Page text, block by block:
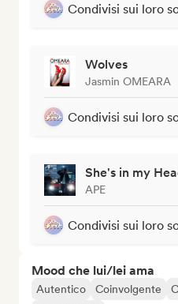
Condivisi sui loro
Wolves
Jasmin OMEARA
Condivisi sui loro
She's in my
APE
Condivisi sui loro
Mood che lui/lei ama
Autentico Coinvolgente